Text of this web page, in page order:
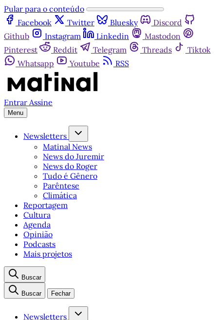
Pular para o conteúdo
Facebook
Twitter Bluesky
Discord
Github
Instagram Linkedin
Mastodon
Pinterest
Reddit Telegram Threads
Tiktok
Whatsapp
Youtube RSS
Entrar Assine
Menu
Newsletters
Matinal News
News do Juremir
News do Roger
Tudo é Gênero
Parêntese
Climática
Reportagem
Cultura
Agenda
Opinião
Podcasts
Mais projetos
Buscar
Buscar Fechar
Newsletters